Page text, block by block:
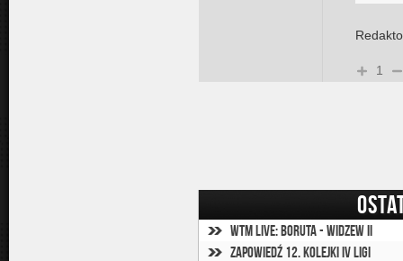
1
WTM Live: Boruta - Widzew II
Zapowiedź 12. kolejki IV ligi